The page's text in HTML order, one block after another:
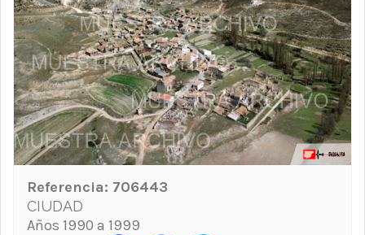
Referencia: 706443
CIUDAD
Años 1990 a 1999